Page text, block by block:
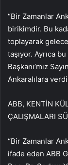
“Bir Zamanlar
birikimdir. Bu
toplayarak
taşıyor. Ayrıca
Başkanı’mız
Ankaralılara
ABB, KENTİN
ÇALIŞMALARI
“Bir Zamanlar
ifade eden ABB